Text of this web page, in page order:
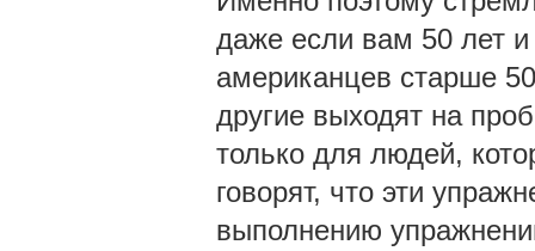
даже если вам 50 лет
американцев старше
другие выходят на
только для людей,
говорят, что эти
выполнению